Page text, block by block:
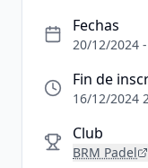
Fechas
20/12/2024
Fin de
16/12/2024
Club
BRM Padel